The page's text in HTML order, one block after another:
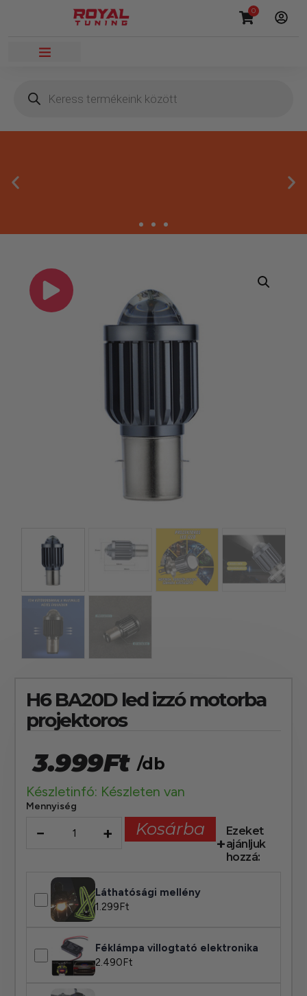
0
Gyors rendelésfeldolgozással segítünk, hogy hamar
kézhez kapd a csomagod.
H6 BA20D led izzó motorba
projektoros
3.999Ft /db
Készletinfó: Készleten van
Mennyiség
− + Kosárba
Ezeket
ajánljuk
hozzá:
Láthatósági mellény
1.299Ft
Féklámpa villogtató elektronika
2.490Ft